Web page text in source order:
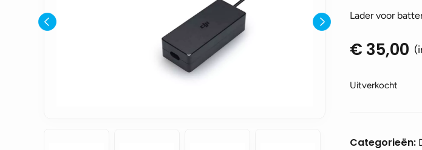
Lader voor
€ 35,00
Uitverkocht
Categorieën: